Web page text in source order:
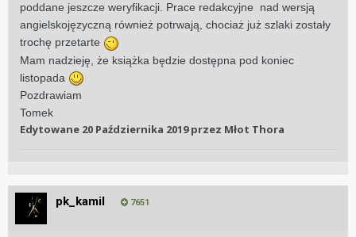
poddane jeszcze weryfikacji. Prace redakcyjne nad wersją
angielskojęzyczną również potrwają, chociaż już szlaki zostały
trochę przetarte
Mam nadzieję, że książka będzie dostępna pod koniec
listopada
Pozdrawiam
Tomek
Edytowane 20 Października 2019przez Młot Thora
pk_kamil 7651